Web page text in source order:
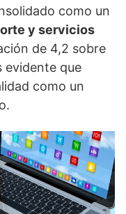
como un
y servicios
de 4,2 sobre
evidente que
como un